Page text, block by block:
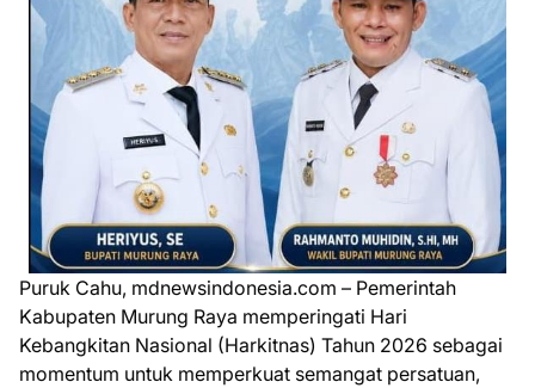
Puruk Cahu, mdnewsindonesia.com – Pemerintah
Kabupaten Murung Raya memperingati Hari
Kebangkitan Nasional (Harkitnas) Tahun 2026 sebagai
momentum untuk memperkuat semangat persatuan,